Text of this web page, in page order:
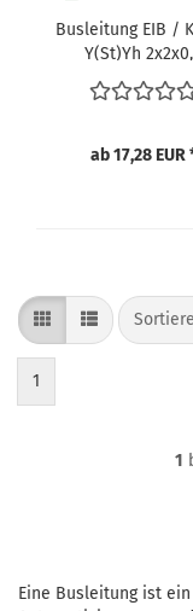
Busleitung EIB /
Y(St)Yh
ab 17,28 EUR
1
1
Eine Busleitung ist